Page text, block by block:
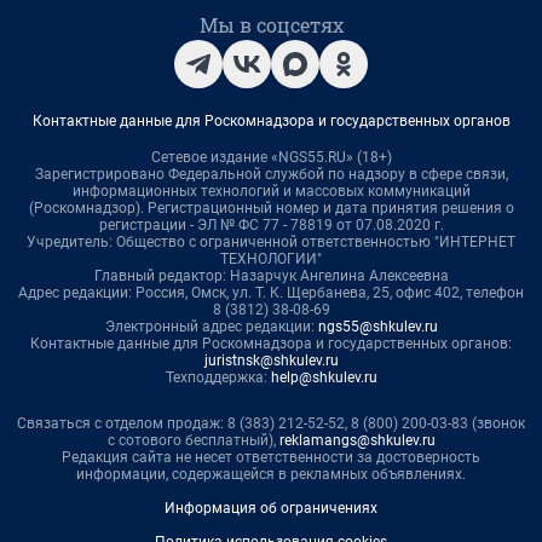
Мы в соцсетях
Контактные данные для Роскомнадзора и государственных органов
Сетевое издание «NGS55.RU» (18+)
Зарегистрировано Федеральной службой по надзору в сфере связи,
информационных технологий и массовых коммуникаций
(Роскомнадзор). Регистрационный номер и дата принятия решения о
регистрации - ЭЛ № ФС 77 - 78819 от 07.08.2020 г.
Учредитель: Общество с ограниченной ответственностью "ИНТЕРНЕТ
ТЕХНОЛОГИИ"
Главный редактор: Назарчук Ангелина Алексеевна
Адрес редакции: Россия, Омск, ул. Т. К. Щербанева, 25, офис 402, телефон
8 (3812) 38-08-69
Электронный адрес редакции: ngs55@shkulev.ru
Контактные данные для Роскомнадзора и государственных органов:
juristnsk@shkulev.ru
Техподдержка: help@shkulev.ru
Связаться с отделом продаж: 8 (383) 212-52-52, 8 (800) 200-03-83 (звонок
с сотового бесплатный), reklamangs@shkulev.ru
Редакция сайта не несет ответственности за достоверность
информации, содержащейся в рекламных объявлениях.
Информация об ограничениях